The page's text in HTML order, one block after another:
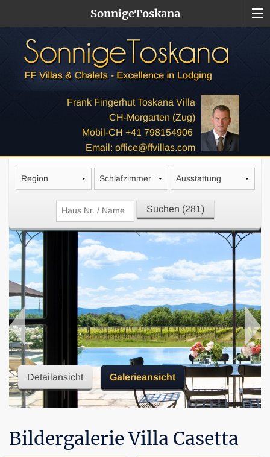
SonnigeToskana
Frank Fingerhut Toskana Villa
CH-Morgarten (Zug)
Mobil-CH +41 798154906
Email: office@ffvillas.com
Detailansicht Galerieansicht
Bildergalerie Villa Casetta